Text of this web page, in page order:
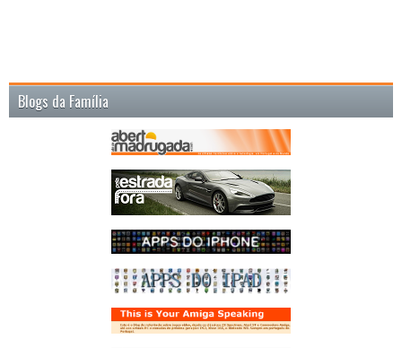
Blogs da Família